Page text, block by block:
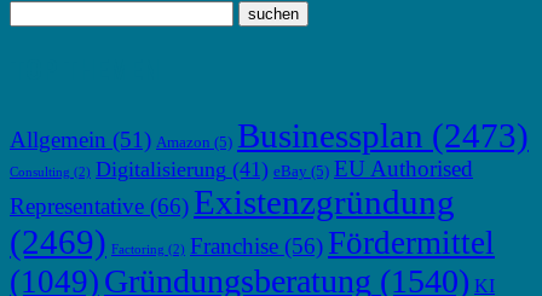
Allgemein (51) Amazon (5) Businessplan (2473)
Consulting (2) Digitalisierung (41) eBay (5) EU Authorised
Representative (66) Existenzgründung
(2469) Factoring (2) Franchise (56) Fördermittel
(1049) Gründungsberatung (1540) KI